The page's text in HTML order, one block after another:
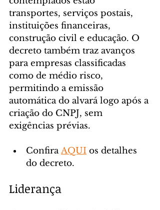
transportes, serviços postais,
instituições financeiras,
construção civil e educação. O
decreto também traz avanços
para empresas classificadas
como de médio risco,
permitindo a emissão
automática do alvará logo após a
criação do CNPJ, sem
exigências prévias.
Confira AQUI os detalhes
do decreto.
Liderança